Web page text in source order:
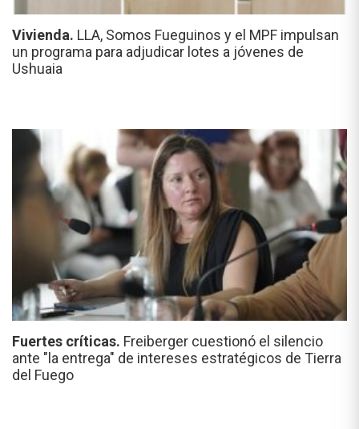
Vivienda. LLA, Somos Fueguinos y el MPF impulsan
un programa para adjudicar lotes a jóvenes de
Ushuaia
Fuertes críticas. Freiberger cuestionó el silencio
ante "la entrega" de intereses estratégicos de Tierra
del Fuego